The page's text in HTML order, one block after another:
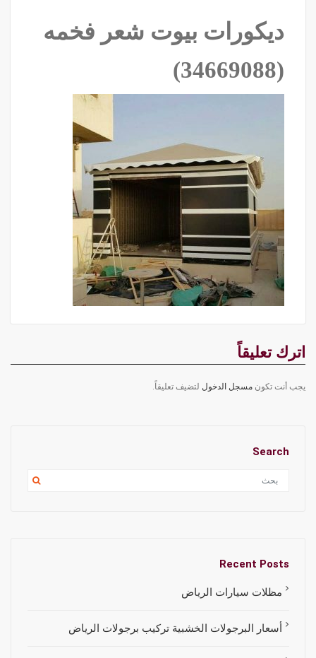
ديكورات بيوت شعر فخمه
‫(34669088)‬ ‫‬
اترك تعليقاً
يجب أنت تكون مسجل الدخول لتضيف تعليقاً.
Search
Recent Posts
مظلات سيارات الرياض
أسعار البرجولات الخشبية تركيب برجولات الرياض